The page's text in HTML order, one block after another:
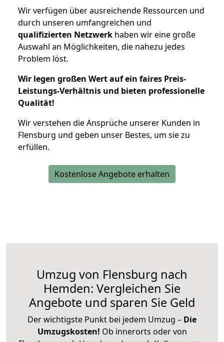
Wir verfügen über ausreichende Ressourcen und
durch unseren umfangreichen und
qualifizierten Netzwerk haben wir eine große
Auswahl an Möglichkeiten, die nahezu jedes
Problem löst.
Wir legen großen Wert auf ein faires Preis-
Leistungs-Verhältnis und bieten professionelle
Qualität!
Wir verstehen die Ansprüche unserer Kunden in
Flensburg und geben unser Bestes, um sie zu
erfüllen.
Kostenlose Angebote erhalten
Umzug von Flensburg nach
Hemden: Vergleichen Sie
Angebote und sparen Sie Geld
Der wichtigste Punkt bei jedem Umzug – Die
Umzugskosten! Ob innerorts oder von